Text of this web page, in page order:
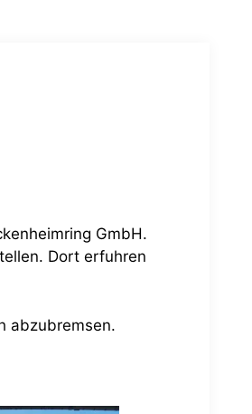
GmbH.
Dort erfuhren
abzubremsen.